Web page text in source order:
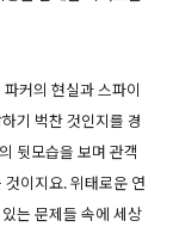
커의 현실과 스파이
기 벅찬 것인지를 경
뒷모습을 보며 관객
이지요. 위태로운 연
는 문제들 속에 세상